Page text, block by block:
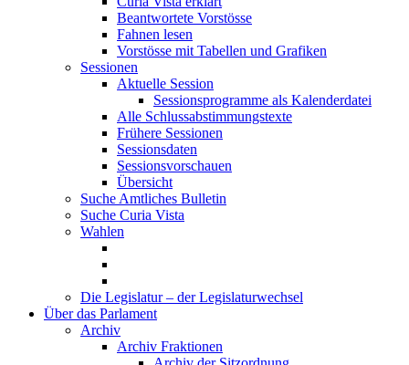
Beantwortete Vorstösse
Fahnen lesen
Vorstösse mit Tabellen und Grafiken
Sessionen
Aktuelle Session
Sessionsprogramme als Kalenderdatei
Alle Schlussabstimmungstexte
Frühere Sessionen
Sessionsdaten
Sessionsvorschauen
Übersicht
Suche Amtliches Bulletin
Suche Curia Vista
Wahlen
Die Legislatur – der Legislaturwechsel
Über das Parlament
Archiv
Archiv Fraktionen